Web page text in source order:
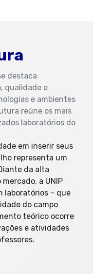
destaca
qualidade e
e ambientes
reúne os mais
laboratórios do
em inserir seus
representa um
da alta
a UNIP
laboratórios – que
do campo
teórico ocorre
e atividades